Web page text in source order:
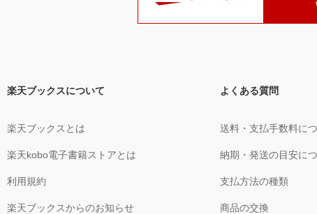
楽天ブックスについて
楽天ブックスとは
楽天kobo電子書籍ストアとは
利用規約
楽天ブックスからのお知らせ
よくある質問
送料・支払手数料に
納期・発送の目安に
支払方法の種類
商品の交換